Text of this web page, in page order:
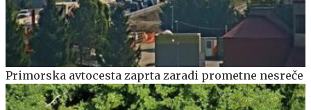
Primorska avtocesta zaprta zaradi prometne nesreče